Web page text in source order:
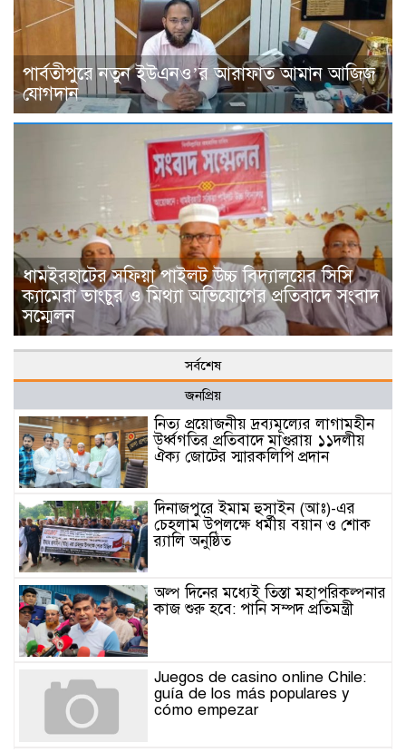
পার্বতীপুরে নতুন ইউএনও’র আরাফাত আমান আজিজ
যোগদান
ধামইরহাটের সফিয়া পাইলট উচ্চ বিদ্যালয়ের সিসি
ক্যামেরা ভাংচুর ও মিথ্যা অভিযোগের প্রতিবাদে সংবাদ
সম্মেলন
সর্বশেষ
জনপ্রিয়
নিত্য প্রয়োজনীয় দ্রব্যমূল্যের লাগামহীন
উর্ধ্বগতির প্রতিবাদে মাগুরায় ১১দলীয়
ঐক্য জোটের স্মারকলিপি প্রদান
দিনাজপুরে ইমাম হুসাইন (আঃ)-এর
চেহলাম উপলক্ষে ধর্মীয় বয়ান ও শোক
র‍্যালি অনুষ্ঠিত
অল্প দিনের মধ্যেই তিস্তা মহাপরিকল্পনার
কাজ শুরু হবে: পানি সম্পদ প্রতিমন্ত্রী
Juegos de casino online Chile:
guía de los más populares y
cómo empezar